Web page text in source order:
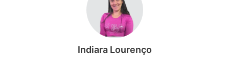
Indiara Lourenço